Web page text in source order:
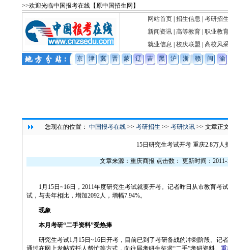
>>欢迎光临中国报考在线【原中国招生网】
网站首页| 招生信息
考研招
新闻资讯| 高等教育| 职业教
就业信息
校庆联盟
高校风
京
津 冀 晋 蒙 辽 吉 黑 沪 浙 赣 闽 渝
您现在的位置： 中国报考在线>> 考研招生 >> 考研快讯>> 文章正
15日研究生考试开考 重庆2.8万人
文章来源：重庆商报 点击数： 更新时间：
1月15日~16日，2011年度研究生考试就要开考。记者昨日从市教育考
试，与去年相比，增加2092人，增幅7.94%。
现象
本月考研“二手资料”受热捧
研究生考试1月15日~16日开考，目前已到了考研备战的冲刺阶段。记
通过在网上发帖或托人帮忙等方式，向往届考研生征求“二手”考研资料。